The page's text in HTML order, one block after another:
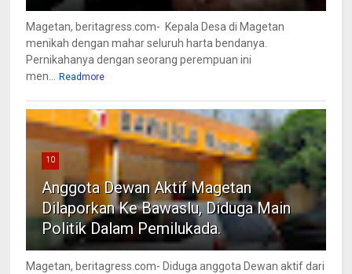
Magetan, beritagress.com- Kepala Desa di Magetan
menikah dengan mahar seluruh harta bendanya.
Pernikahanya dengan seorang perempuan ini
men... Readmore
10
Anggota Dewan Aktif Magetan
Dilaporkan Ke Bawaslu, Diduga Main
Politik Dalam Pemilukada.
Magetan, beritagress.com- Diduga anggota Dewan aktif dari